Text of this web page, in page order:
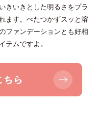
きいきとした明るさをプラ
ます。べたつかずスッと溶
ファンデーションとも好相
テムですよ。